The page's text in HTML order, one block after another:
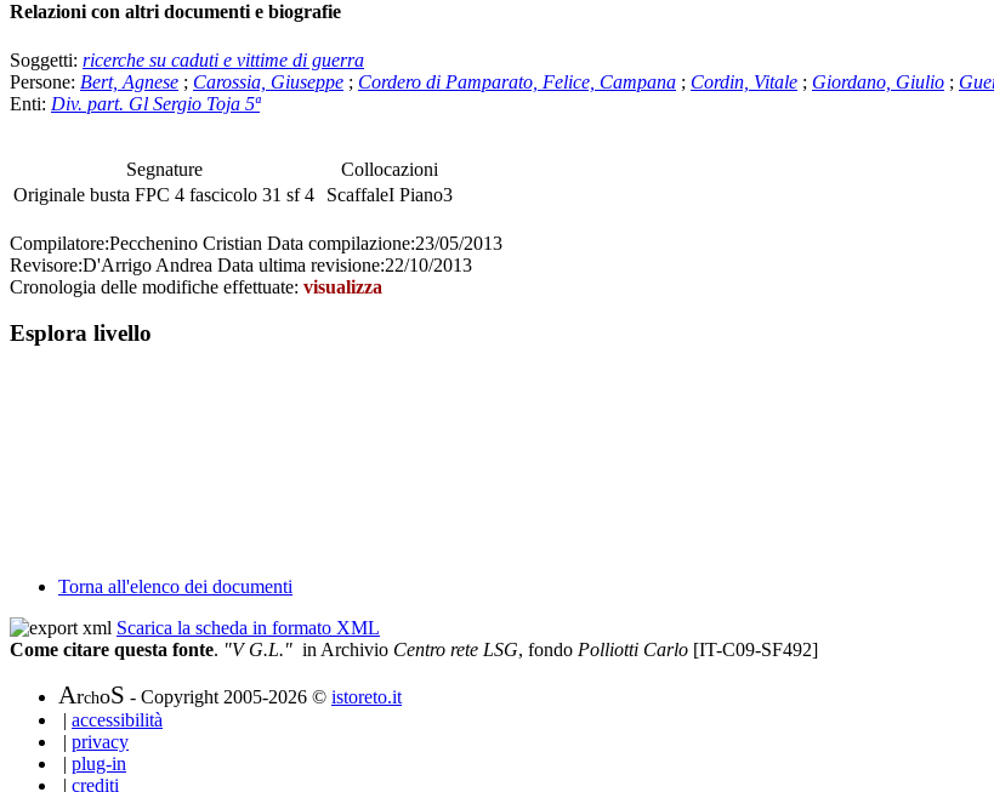
Relazioni con altri documenti e biografie
Soggetti: ricerche su caduti e vittime di guerra
Persone: Bert, Agnese ; Carossia, Giuseppe ; Cordero di Pamparato, Felice, Campana ; Cordin, Vitale ; Giordano, Giulio ;
Enti: Div. part. Gl Sergio Toja 5ª
Segnature
Originale busta FPC 4 fascicolo 31 sf4
Collocazioni
ScaffaleI Piano3
Compilatore:Pecchenino Cristian Data compilazione:23/05/2013
Revisore:D'Arrigo Andrea Data ultima revisione:22/10/2013
Cronologia delle modifiche effettuate: visualizza
Esplora livello
Torna all'elenco dei documenti
Scarica la scheda in formato XML
Come citare questa fonte. "V G.L." in Archivio Centro rete LSG, fondo Polliotti Carlo [IT-C09-SF492]
ArchoS - Copyright 2005-2026 © istoreto.it
| accessibilità
| privacy
| plug-in
| crediti